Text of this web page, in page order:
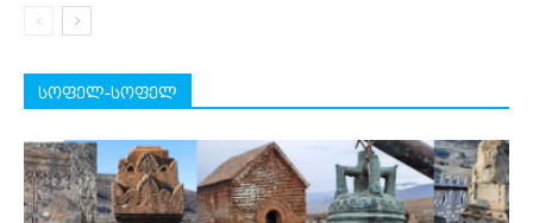
სოფელ-სოფელ